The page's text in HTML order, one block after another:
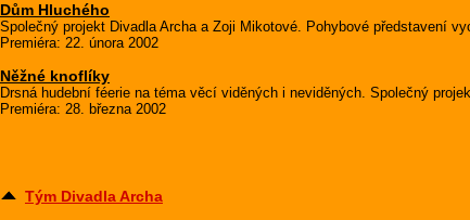
Dům Hluchého
Společný projekt Divadla Archa a Zoji Mikotové. Pohybové představení
Premiéra: 22. února 2002
Něžné knoflíky
Drsná hudební féerie na téma věcí viděných i neviděných. Společný
Premiéra: 28. března 2002
Tým Divadla Archa